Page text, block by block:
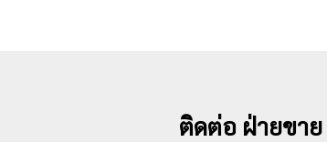
ติดต่อ ฝ่ายขา